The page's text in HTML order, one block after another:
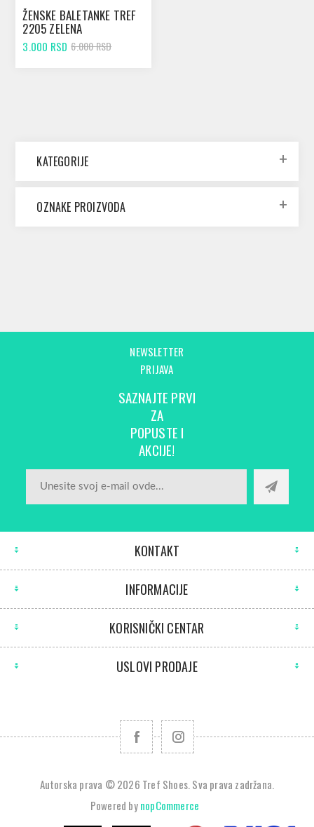
ŽENSKE BALETANKE TREF
2205 ZELENA
3.000 RSD 6.000 RSD
KATEGORIJE
OZNAKE PROIZVODA
NEWSLETTER
PRIJAVA
SAZNAJTE PRVI
ZA
POPUSTE I
AKCIJE!
KONTAKT
INFORMACIJE
KORISNIČKI CENTAR
USLOVI PRODAJE
Autorska prava © 2026 Tref Shoes. Sva prava zadržana.
Powered bynopCommerce